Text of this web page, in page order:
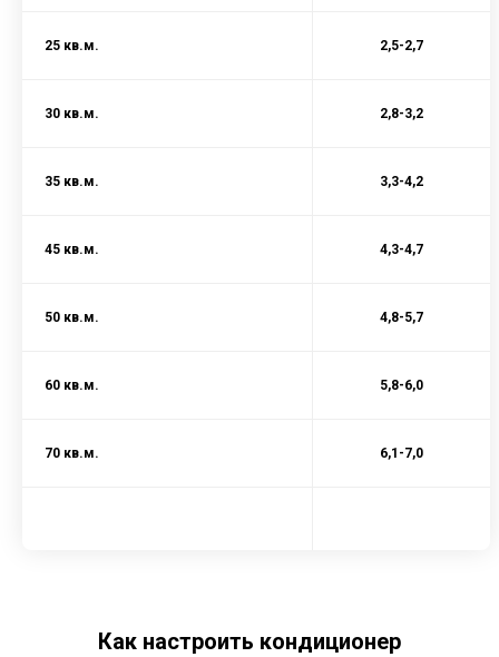
25 кв.м. 2,5-2,7
30 кв.м. 2,8-3,2
35 кв.м. 3,3-4,2
45 кв.м. 4,3-4,7
50 кв.м. 4,8-5,7
60 кв.м. 5,8-6,0
70 кв.м. 6,1-7,0
Как настроить кондиционер